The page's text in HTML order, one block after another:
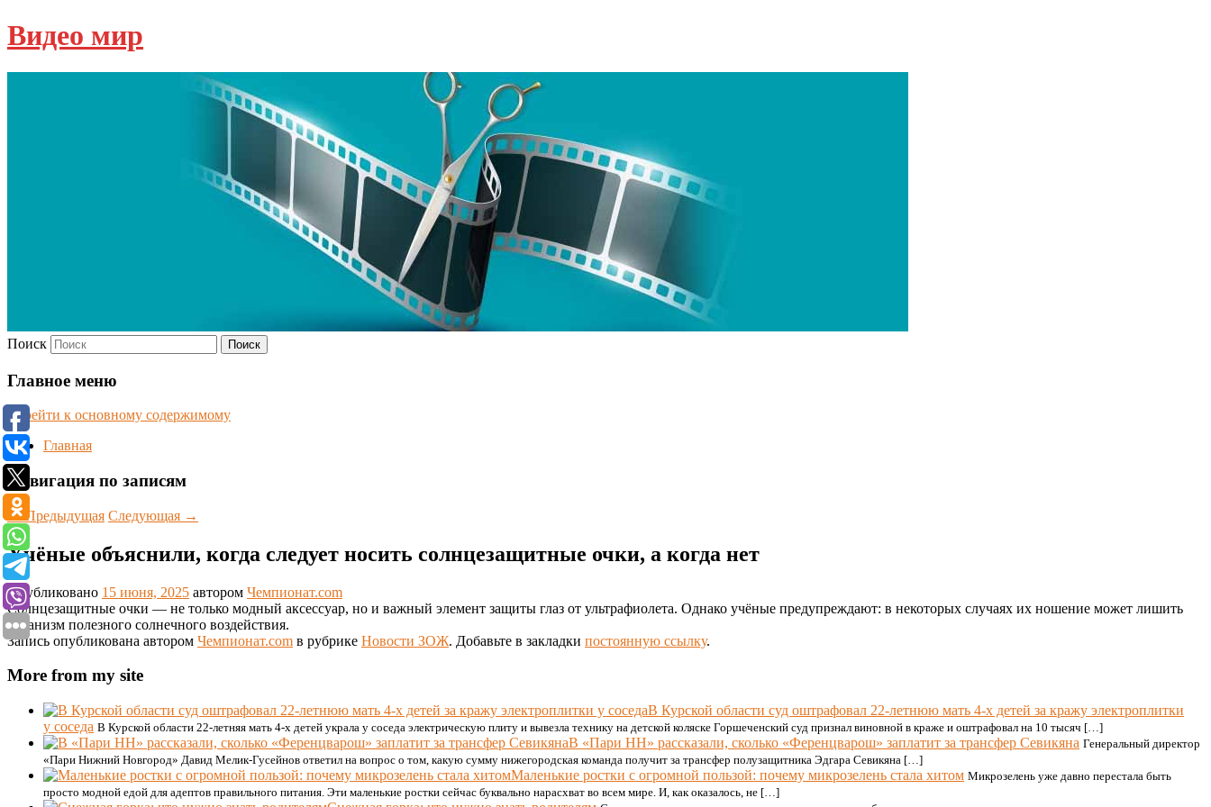
Видео мир
Поиск
Главное меню
Перейти к основному содержимому
Главная
Навигация по записям
←Предыдущая Следующая →
Учёные объяснили, когда следует носить солнцезащитные очки, а когда нет
Опубликовано 15 июня, 2025 автором Чемпионат.com
Солнцезащитные очки — не только модный аксессуар, но и важный элемент защиты глаз от ультрафиолета. Однако учёные предупреждают: в некоторых случаях их ношение может лишить
организм полезного солнечного воздействия.
Запись опубликована автором Чемпионат.com в рубрике Новости ЗОЖ. Добавьте в закладки постоянную ссылку.
More from my site
В Курской области суд оштрафовал 22-летнюю мать 4-х детей за кражу электроплитки
у соседа В Курской области 22-летняя мать 4-х детей украла у соседа электрическую плиту и вывезла технику на детской коляске Горшеченский суд признал виновной в краже и оштрафовал на 10 тысяч […]
В «Пари НН» рассказали, сколько «Ференцварош» заплатит за трансфер Севикяна Генеральный директор
«Пари Нижний Новгород» Давид Мелик-Гусейнов ответил на вопрос о том, какую сумму нижегородская команда получит за трансфер полузащитника Эдгара Севикяна […]
Маленькие ростки с огромной пользой: почему микрозелень стала хитом Микрозелень уже давно перестала быть
просто модной едой для адептов правильного питания. Эти маленькие ростки сейчас буквально нарасхват во всем мире. И, как оказалось, не […]